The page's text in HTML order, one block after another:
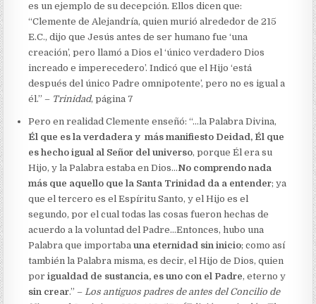
es un ejemplo de su decepción. Ellos dicen que:
“Clemente de Alejandría, quien murió alrededor de 215
E.C., dijo que Jesús antes de ser humano fue ‘una
creación’, pero llamó a Dios el ‘único verdadero Dios
increado e imperecedero’. Indicó que el Hijo ‘está
después del único Padre omnipotente’, pero no es igual a
él.” – Trinidad, página 7
Pero en realidad Clemente enseñó: “…la Palabra Divina,
Él que es la verdadera y más manifiesto Deidad, Él que
es hecho igual al Señor del universo, porque Él era su
Hijo, y la Palabra estaba en Dios…No comprendo nada
más que aquello que la Santa Trinidad da a entender; ya
que el tercero es el Espíritu Santo, y el Hijo es el
segundo, por el cual todas las cosas fueron hechas de
acuerdo a la voluntad del Padre…Entonces, hubo una
Palabra que importabauna eternidad sin inicio; como así
también la Palabra misma, es decir, el Hijo de Dios, quien
porigualdad de sustancia, es uno con el Padre, eterno y
sin crear.” –Los antiguos padres de antes del Concilio de